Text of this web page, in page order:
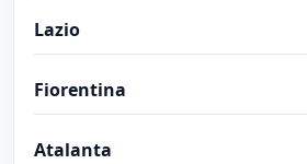
Lazio
Fiorentina
Atalanta